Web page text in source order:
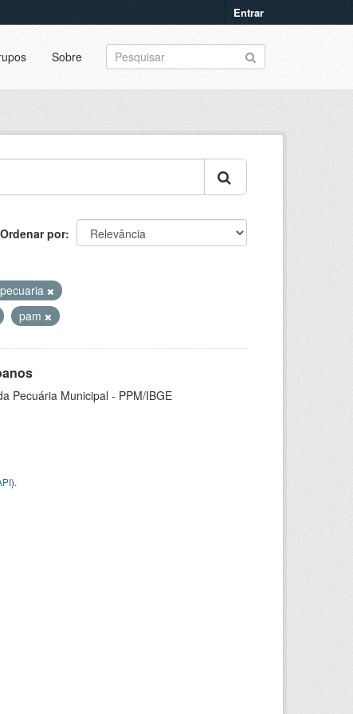
Entrar
Sobre
Ordenar por
pam
Pecuária Municipal - PPM/IBGE
).